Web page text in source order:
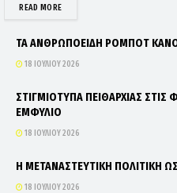
READ MOREDETAILS
ΤΑ ΑΝΘΡΩΠΟΕΙΔΗ ΡΟΜΠΟΤ
18 ΙΟΥΛΊΟΥ 2026
ΣΤΙΓΜΙΟΤΥΠΑ ΠΕΙΘΑΡΧΙΑΣ
ΕΜΦΥΛΙΟ
18 ΙΟΥΛΊΟΥ 2026
Η ΜΕΤΑΝΑΣΤΕΥΤΙΚΗ ΠΟΛΙΤΙΚΗ
18 ΙΟΥΛΊΟΥ 2026